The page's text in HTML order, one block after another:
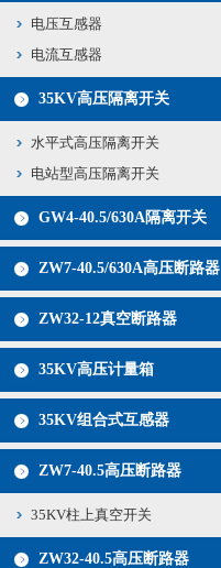
电压互感器
电流互感器
35KV高压隔离开关
水平式高压隔离开关
电站型高压隔离开关
GW4-40.5/630A隔离开关
ZW7-40.5/630A高压断路器
ZW32-12真空断路器
35KV高压计量箱
35KV组合式互感器
ZW7-40.5高压断路器
35KV柱上真空开关
ZW32-40.5高压断路器